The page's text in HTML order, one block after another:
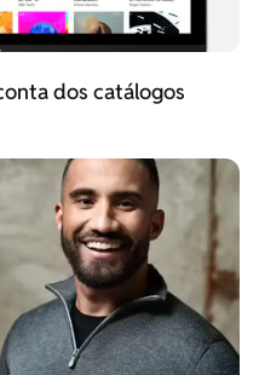
dos catálogos